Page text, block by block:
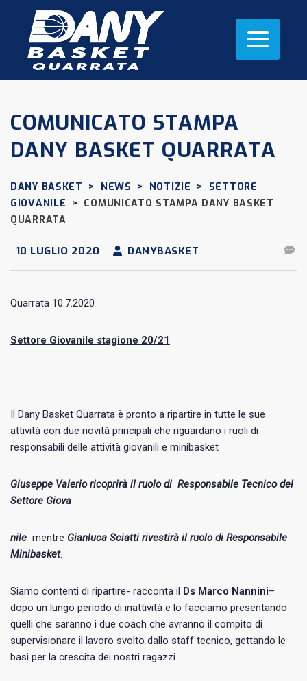
COMUNICATO STAMPA
DANY BASKET QUARRATA
DANY BASKET > NEWS > NOTIZIE >
SETTORE
GIOVANILE > COMUNICATO STAMPA DANY BASKET
QUARRATA
10 LUGLIO 2020 DANYBASKET
Quarrata 10.7.2020
Settore Giovanile stagione 20/21
Il Dany Basket Quarrata è pronto a ripartire in tutte le sue
attività con due novità principali che riguardano i ruoli di
responsabili delle attività giovanili e minibasket
Giuseppe Valerio ricoprirà il ruolo di Responsabile Tecnico del
Settore Giova
nile mentre Gianluca Sciatti rivestirà il ruolo di Responsabile
Minibasket.
Siamo contenti di ripartire- racconta il Ds Marco Nannini–
dopo un lungo periodo di inattività e lo facciamo presentando
quelli che saranno i due coach che avranno il compito di
supervisionare il lavoro svolto dallo staff tecnico, gettando le
basi per la crescita dei nostri ragazzi.